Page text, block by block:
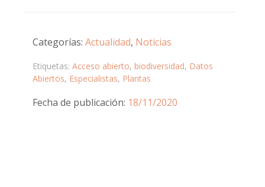
Categorías: Actualidad, Noticias
Etiquetas: Acceso abierto, biodiversidad, Datos
Abiertos, Especialistas, Plantas
Fecha de publicación: 18/11/2020